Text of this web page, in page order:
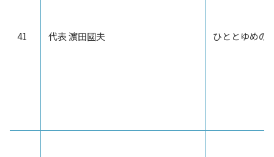
41 代表 濵田國夫 ひととゆめの